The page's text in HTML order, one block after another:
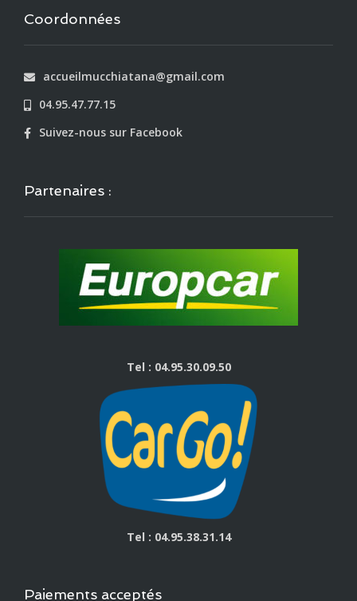
Coordonnées
accueilmucchiatana@gmail.com
04.95.47.77.15
Suivez-nous sur Facebook
Partenaires :
Tel : 04.95.30.09.50
Tel : 04.95.38.31.14
Paiements acceptés